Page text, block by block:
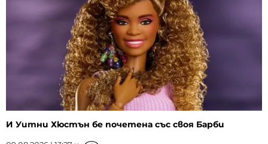
И Уитни Хюстън бе почетена със своя Барби